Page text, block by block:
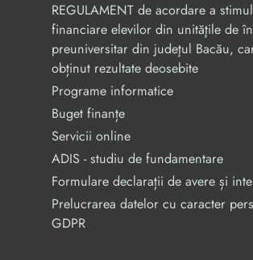
REGULAMENT de acordare a
financiare elevilor din unităţile de
preuniversitar din judeţul Bacău,
obținut rezultate deosebite
Programe informatice
Buget finanțe
Servicii online
ADIS - studiu de fundamentare
Formulare declarații de avere și
Prelucrarea datelor cu caracter
GDPR